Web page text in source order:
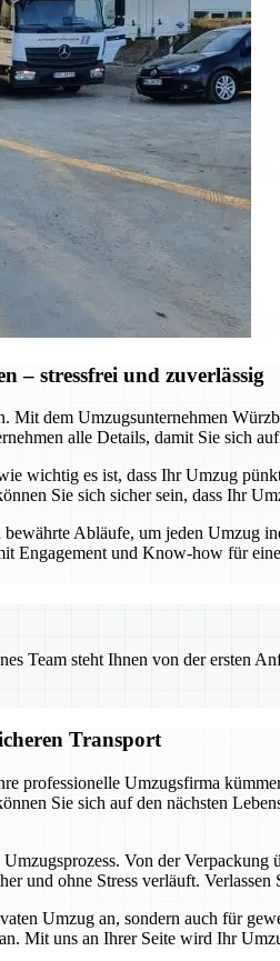
– stressfrei und zuverlässig
dem Umzugsunternehmen
alle Details, damit Sie sich
wichtig es ist, dass Ihr Umzug
Sie sich sicher sein, dass Ihr
Abläufe, um jeden Umzug
Engagement und Know-how für
Team steht Ihnen von der ersten
Transport
professionelle Umzugsfirma
Sie sich auf den nächsten
Von der
und ohne Stress verläuft.
Umzug an, sondern auch für
Mit uns an Ihrer Seite wird Ihr